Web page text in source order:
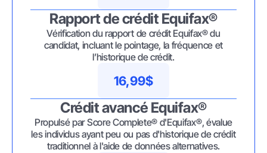
Rapport de crédit Equifax®
Vérification du rapport de crédit Equifax® du
candidat, incluant le pointage, la fréquence et
l’historique de crédit.
16,99$
Crédit avancé Equifax®
Propulsé par Score Complete® d'Equifax®, évalue
les individus ayant peu ou pas d'historique de crédit
traditionnel à l'aide de données alternatives.